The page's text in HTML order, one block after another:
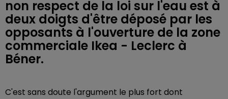
non respect de la loi sur l'eau est à
deux doigts d'être déposé par les
opposants à l'ouverture de la zone
commerciale Ikea - Leclerc à
Béner.
C'est sans doute l'argument le plus fort dont